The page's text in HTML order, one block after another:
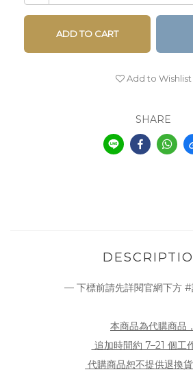
ADD TO CART
Add to Wishlist
SHARE
— 下標前請先詳閱官網下方
本商品為代購商品，
追加時間約 7–21 個工
代購商品恕不提供退換貨